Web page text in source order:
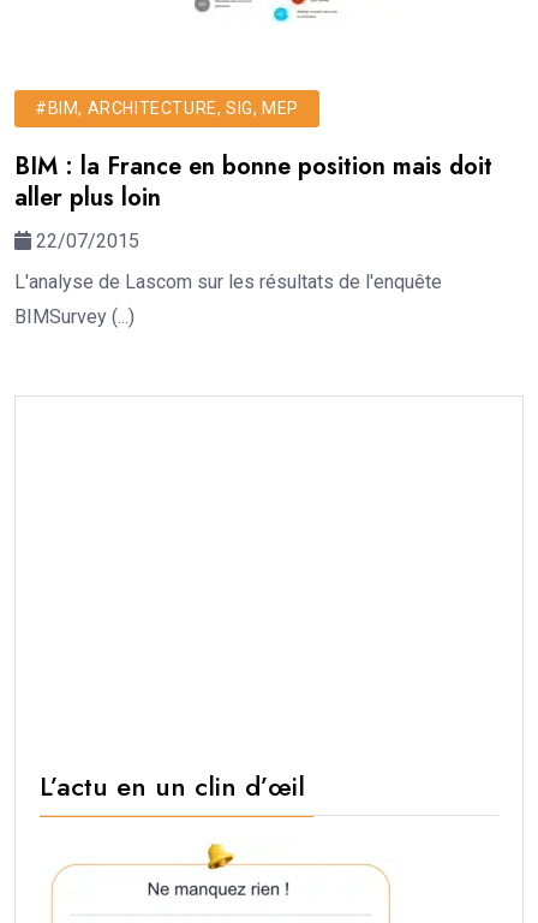
#BIM, ARCHITECTURE, SIG, MEP
BIM : la France en bonne position mais doit
aller plus loin
22/07/2015
L'analyse de Lascom sur les résultats de l'enquête
BIMSurvey (...)
L’actu en un clin d’œil